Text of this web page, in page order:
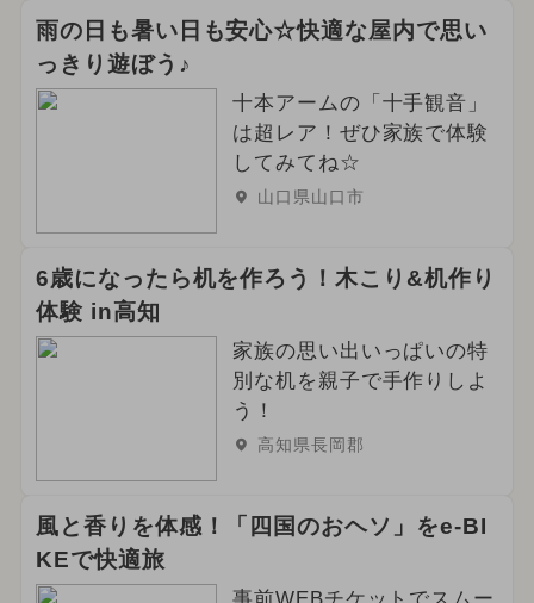
雨の日も暑い日も安心☆快適な屋内で思い
っきり遊ぼう♪
十本アームの「十手観音」
は超レア！ぜひ家族で体験
してみてね☆
山口県山口市
6歳になったら机を作ろう！木こり&机作り
体験 in高知
家族の思い出いっぱいの特
別な机を親子で手作りしよ
う！
高知県長岡郡
風と香りを体感！「四国のおヘソ」をe-BI
KEで快適旅
事前WEBチケットでスムー